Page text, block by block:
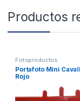
Productos
Fotoproductos
Portafoto Mini
Rojo